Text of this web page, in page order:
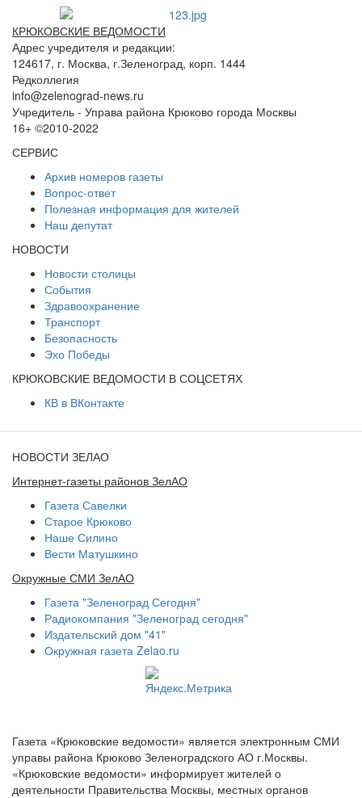
КРЮКОВСКИЕ ВЕДОМОСТИ
Адрес учредителя и редакции:
124617, г. Москва, г.Зеленоград, корп. 1444
Редколлегия
info@zelenograd-news.ru
Учредитель - Управа района Крюково города Москвы
16+ ©2010-2022
СЕРВИС
Архив номеров газеты
Вопрос-ответ
Полезная информация для жителей
Наш депутат
НОВОСТИ
Новости столицы
События
Здравоохранение
Транспорт
Безопасность
Эхо Победы
КРЮКОВСКИЕ ВЕДОМОСТИ В СОЦСЕТЯХ
КВ в ВКонтакте
НОВОСТИ ЗЕЛАО
Интернет-газеты районов ЗелАО
Газета Савелки
Старое Крюково
Наше Силино
Вести Матушкино
Окружные СМИ ЗелАО
Газета "Зеленоград Сегодня"
Радиокомпания "Зеленоград сегодня"
Издательский дом "41"
Окружная газета Zelao.ru
Газета «Крюковские ведомости» является электронным СМИ
управы района Крюково Зеленоградского АО г.Москвы.
«Крюковские ведомости» информирует жителей о
деятельности Правительства Москвы, местных органов